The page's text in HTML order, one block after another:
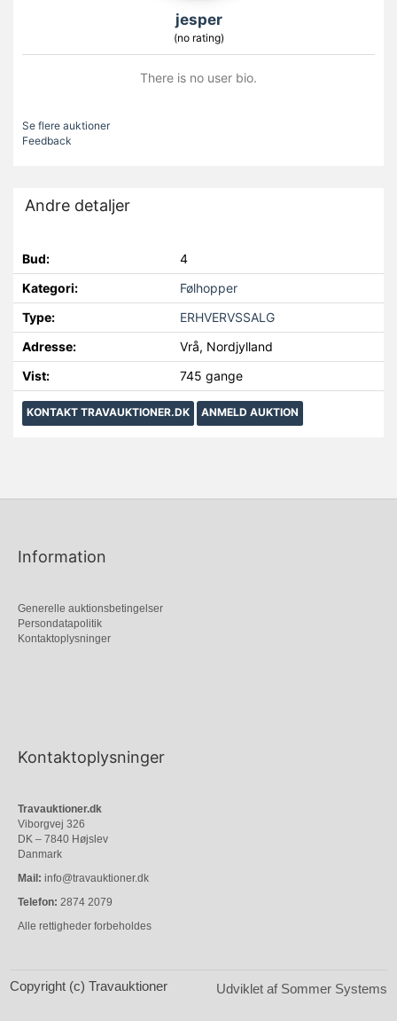
jesper
(no rating)
There is no user bio.
Se flere auktioner
Feedback
Andre detaljer
Bud:
4
Kategori:
Følhopper
Type:
ERHVERVSSALG
Adresse:
Vrå, Nordjylland
Vist:
745 gange
KONTAKT TRAVAUKTIONER.DK ANMELD AUKTION
Information
Generelle auktionsbetingelser
Persondatapolitik
Kontaktoplysninger
Kontaktoplysninger
Travauktioner.dk
Viborgvej 326
DK – 7840 Højslev
Danmark
Mail: info@travauktioner.dk
Telefon: 2874 2079
Alle rettigheder forbeholdes
Copyright (c) Travauktioner Udviklet af Sommer Systems